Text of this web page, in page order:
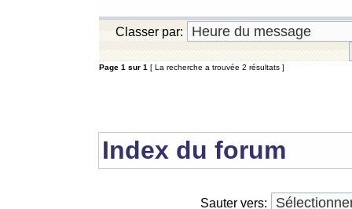
Classer par:
Page 1 sur 1 [ La recherche a trouvée 2 résultats ]
Index du forum
Sauter vers: